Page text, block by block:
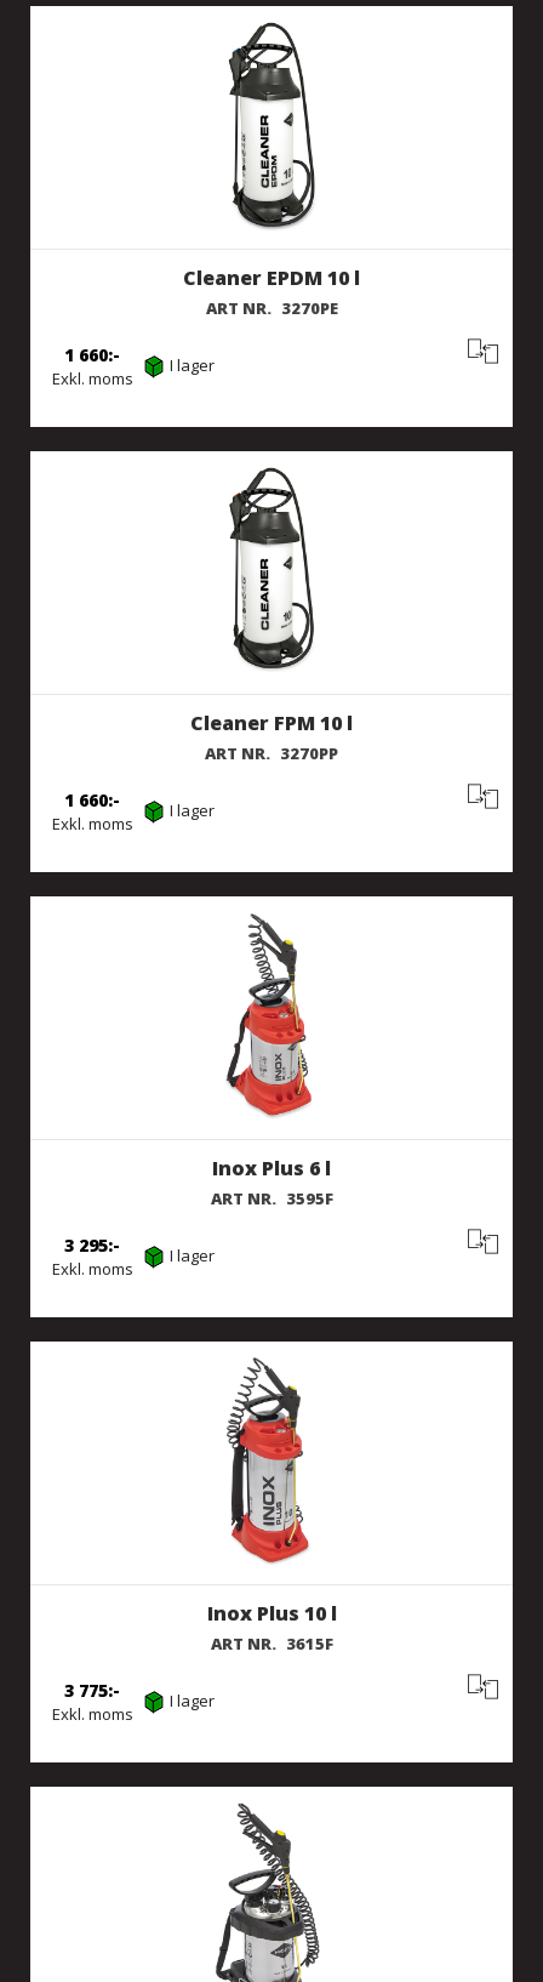
Cleaner EPDM 10 l
ART NR. 3270PE
Exkl. moms
1 660 I lager
Cleaner FPM 10 l
ART NR. 3270PP
Exkl. moms
1 660 I lager
Inox Plus 6 l
ART NR. 3595F
Exkl. moms
3 295 I lager
Inox Plus 10 l
ART NR. 3615F
Exkl. moms
3 775 I lager